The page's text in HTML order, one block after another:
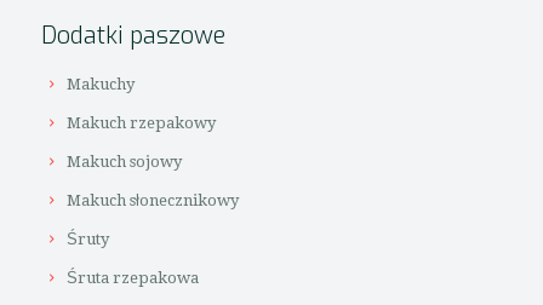
Dodatki paszowe
Makuchy
Makuch rzepakowy
Makuch sojowy
Makuch słonecznikowy
Śruty
Śruta rzepakowa